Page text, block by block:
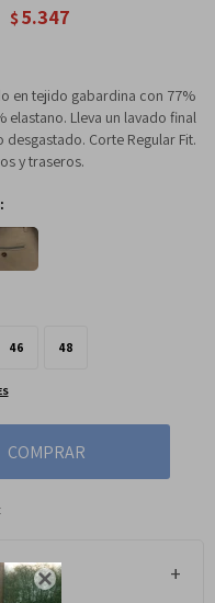

$5.347
en tejido gabardina con 77%
Lleva un lavado final
Corte Regular Fit.
y traseros.
46 48
COMPRAR
envío